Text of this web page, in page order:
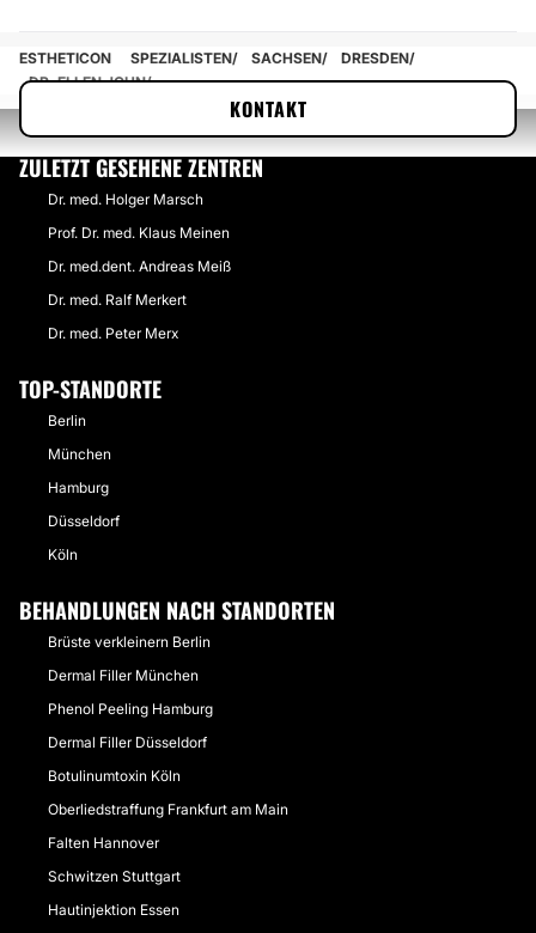
KONTAKT
ESTHETICON SPEZIALISTEN SACHSEN
DRESDEN
DR. ELLEN JOHN
ZULETZT GESEHENE ZENTREN
Dr. med. Holger Marsch
Prof. Dr. med. Klaus Meinen
Dr. med.dent. Andreas Meiß
Dr. med. Ralf Merkert
Dr. med. Peter Merx
TOP-STANDORTE
Berlin
München
Hamburg
Düsseldorf
Köln
BEHANDLUNGEN NACH STANDORTEN
Brüste verkleinern Berlin
Dermal Filler München
Phenol Peeling Hamburg
Dermal Filler Düsseldorf
Botulinumtoxin Köln
Oberliedstraffung Frankfurt am Main
Falten Hannover
Schwitzen Stuttgart
Hautinjektion Essen